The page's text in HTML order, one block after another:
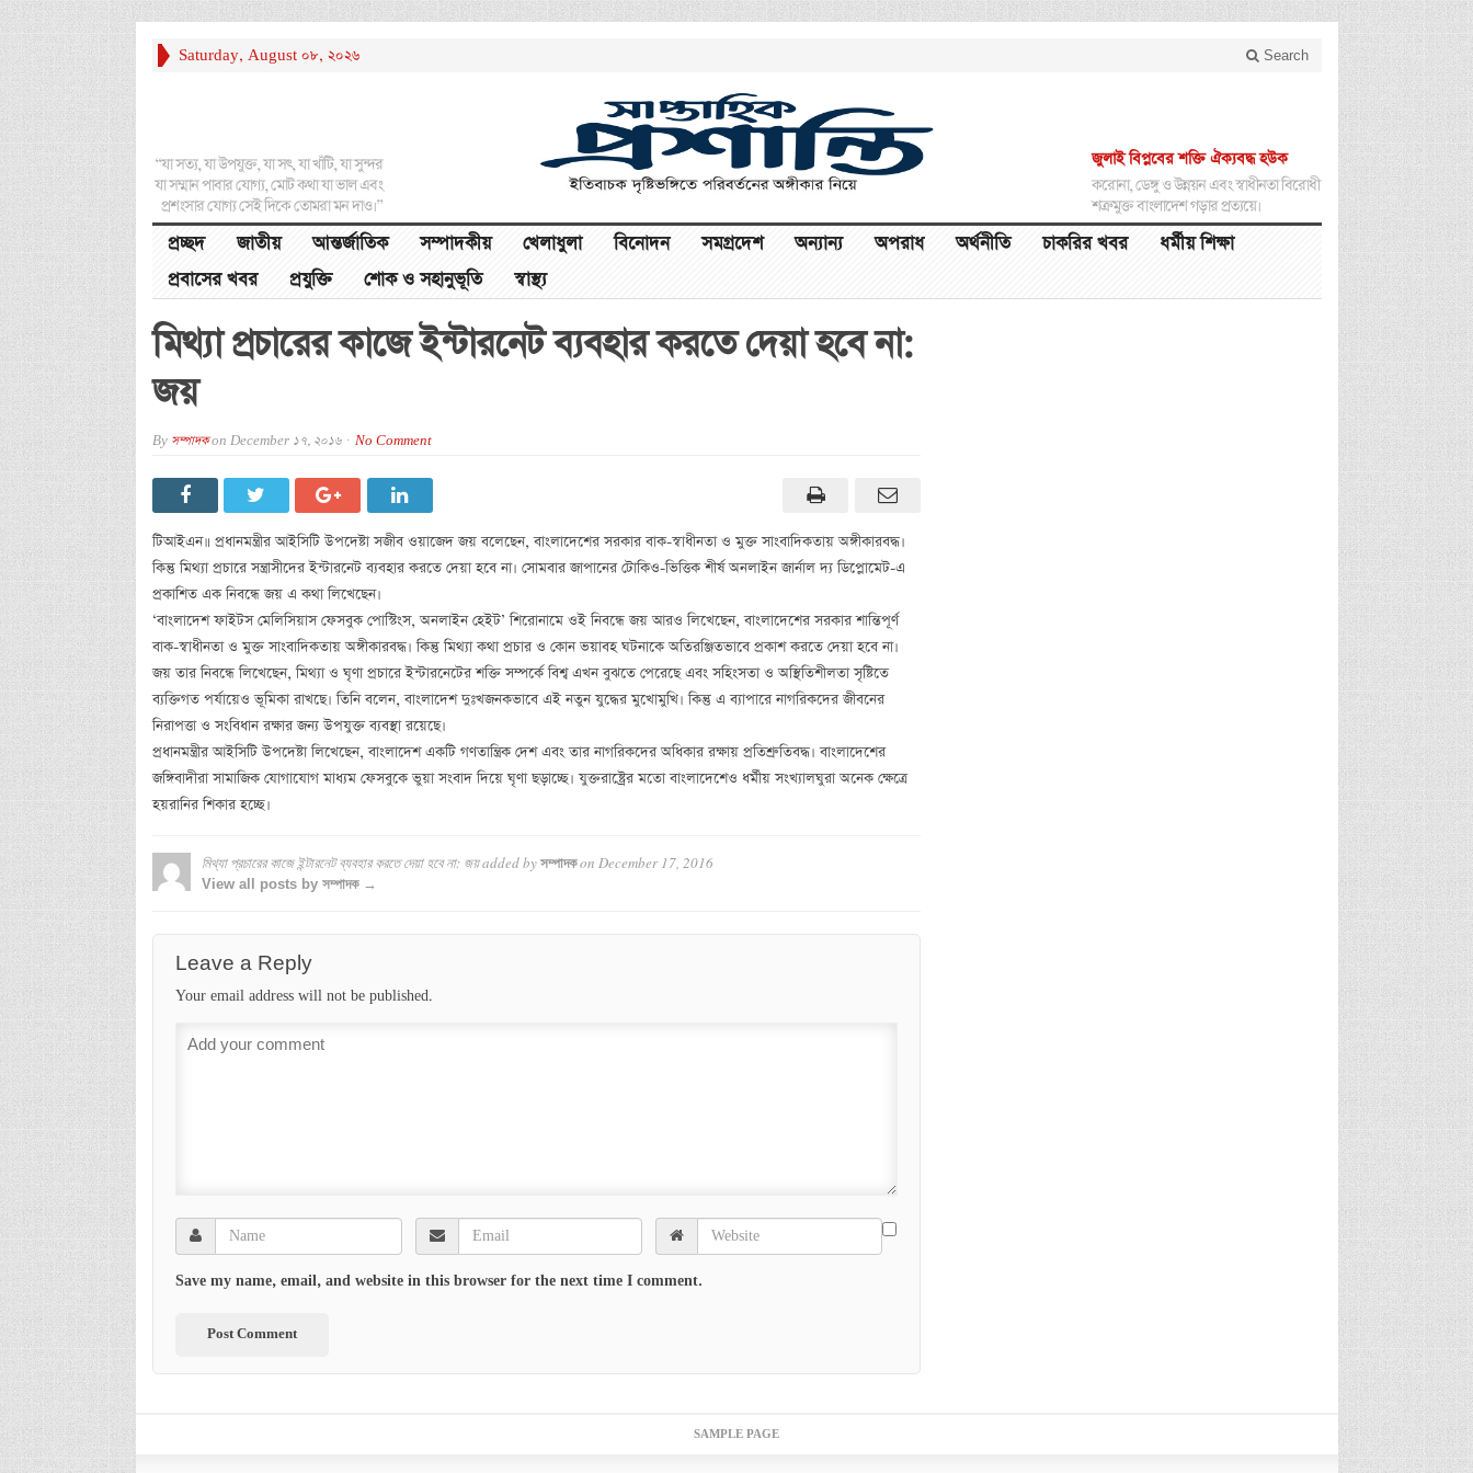
Saturday, August 08, 2026 Search
“যা সত্য, যা উপযুক্ত, যা সৎ, যা খাঁটি, যা সুন্দর
যা সম্মান পাবার যোগ্য, মোট কথা যা ভাল এবং
প্রশংসার যোগ্য সেই দিকে তোমরা মন দাও।”
জুলাই বিপ্লবের শক্তি ঐক্যবদ্ধ হউক
করোনা, ডেঙ্গু ও উন্নয়ন এবং স্বাধীনতা বিরোধী
শত্রুমুক্ত বাংলাদেশ গড়ার প্রত্যয়ে।
প্রচ্ছদ জাতীয় আন্তর্জাতিক সম্পাদকীয় খেলাধুলা বিনোদন সমগ্রদেশ অন্যান্য অপরাধ অর্থনীতি চাকরির খবর
ধর্মীয় শিক্ষা
প্রবাসের খবর
প্রযুক্তি শোক ও সহানুভূতি স্বাস্থ্য
মিথ্যা প্রচারের কাজে ইন্টারনেট ব্যবহার করতে দেয়া হবে না:
জয়
By সম্পাদকon December 17, 2016 No Comment
টিআইএন॥ প্রধানমন্ত্রীর আইসিটি উপদেষ্টা সজীব ওয়াজেদ জয় বলেছেন, বাংলাদেশের সরকার বাক-স্বাধীনতা ও মুক্ত সাংবাদিকতায় অঙ্গীকারবদ্ধ।
কিন্তু মিথ্যা প্রচারে সন্ত্রাসীদের ইন্টারনেট ব্যবহার করতে দেয়া হবে না। সোমবার জাপানের টোকিও-ভিত্তিক শীর্ষ অনলাইন জার্নাল দ্য ডিপ্লোমেট-এ
প্রকাশিত এক নিবন্ধে জয় এ কথা লিখেছেন।
‘বাংলাদেশ ফাইটস মেলিসিয়াস ফেসবুক পোস্টিংস, অনলাইন হেইট’ শিরোনামে ওই নিবন্ধে জয় আরও লিখেছেন, বাংলাদেশের সরকার শান্তিপূর্ণ
বাক-স্বাধীনতা ও মুক্ত সাংবাদিকতায় অঙ্গীকারবদ্ধ। কিন্তু মিথ্যা কথা প্রচার ও কোন ভয়াবহ ঘটনাকে অতিরঞ্জিতভাবে প্রকাশ করতে দেয়া হবে না।
জয় তার নিবন্ধে লিখেছেন, মিথ্যা ও ঘৃণা প্রচারে ইন্টারনেটের শক্তি সম্পর্কে বিশ্ব এখন বুঝতে পেরেছে এবং সহিংসতা ও অস্থিতিশীলতা সৃষ্টিতে
ব্যক্তিগত পর্যায়েও ভূমিকা রাখছে। তিনি বলেন, বাংলাদেশ দুঃখজনকভাবে এই নতুন যুদ্ধের মুখোমুখি। কিন্তু এ ব্যাপারে নাগরিকদের জীবনের
নিরাপত্তা ও সংবিধান রক্ষার জন্য উপযুক্ত ব্যবস্থা রয়েছে।
প্রধানমন্ত্রীর আইসিটি উপদেষ্টা লিখেছেন, বাংলাদেশ একটি গণতান্ত্রিক দেশ এবং তার নাগরিকদের অধিকার রক্ষায় প্রতিশ্রুতিবদ্ধ। বাংলাদেশের
জঙ্গিবাদীরা সামাজিক যোগাযোগ মাধ্যম ফেসবুকে ভুয়া সংবাদ দিয়ে ঘৃণা ছড়াচ্ছে। যুক্তরাষ্ট্রের মতো বাংলাদেশেও ধর্মীয় সংখ্যালঘুরা অনেক ক্ষেত্রে
হয়রানির শিকার হচ্ছে।
মিথ্যা প্রচারের কাজে ইন্টারনেট ব্যবহার করতে দেয়া হবে না: জয়added by সম্পাদকon December 17, 2016
View all posts by সম্পাদক →
Leave a Reply
Your email address will not be published.
Save my name, email, and website in this browser for the next time I comment.
SAMPLE PAGE